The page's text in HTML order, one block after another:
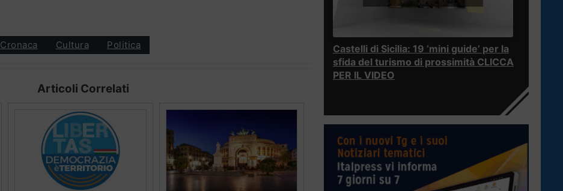
Cronaca Cultura Politica
Articoli Correlati
Castelli di Sicilia: 19 ‘mini guide’ per la
sfida del turismo di prossimità CLICCA
PER IL VIDEO